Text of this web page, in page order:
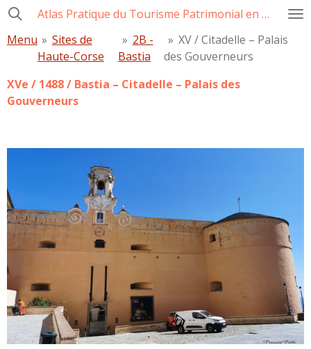
Passer
contenu
principal
Atlas Pratique du Tourisme Patrimonial en Corse
Menu » Sites de
Haute-Corse
» 2B -
Bastia
» XV / Citadelle – Palais
des Gouverneurs
XVe / 1488 / Bastia – Citadelle – Palais des
Gouverneurs